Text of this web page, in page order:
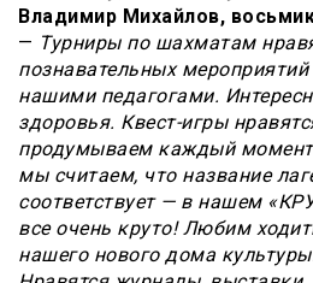
Владимир Михайлов,
— Турниры по шахматам
познавательных
нашими педагогами.
здоровья. Квест-игры
продумываем каждый
мы считаем, что название
соответствует — в нашем
все очень круто! Любим
нашего нового дома